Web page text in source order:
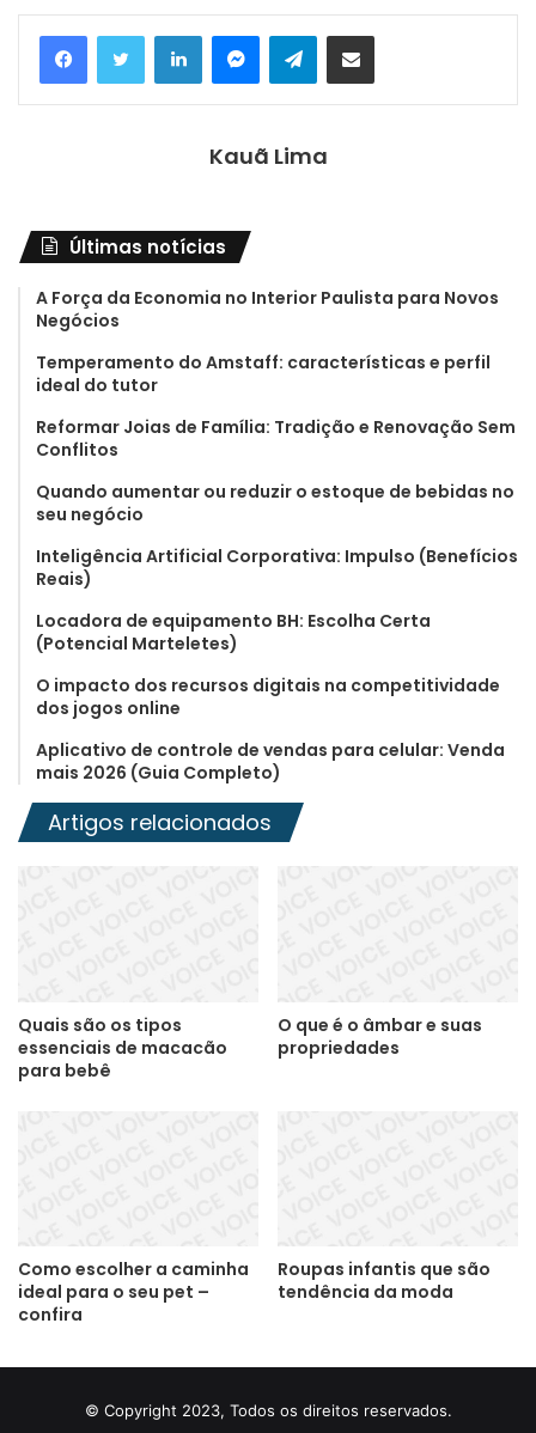
LinkedinMessengerTelegramCompartilhar via e-mail
Kauã Lima
Últimas notícias
A Força da Economia no Interior Paulista para Novos
Negócios
Temperamento do Amstaff: características e perfil
ideal do tutor
Reformar Joias de Família: Tradição e Renovação Sem
Conflitos
Quando aumentar ou reduzir o estoque de bebidas no
seu negócio
Inteligência Artificial Corporativa: Impulso (Benefícios
Reais)
Locadora de equipamento BH: Escolha Certa
(Potencial Marteletes)
O impacto dos recursos digitais na competitividade
dos jogos online
Aplicativo de controle de vendas para celular: Venda
mais 2026 (Guia Completo)
Artigos relacionados
Quais são os tipos
essenciais de macacão
para bebê
O que é o âmbar e suas
propriedades
Como escolher a caminha
ideal para o seu pet –
confira
Roupas infantis que são
tendência da moda
© Copyright 2023, Todos os direitos reservados.